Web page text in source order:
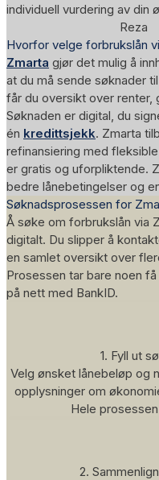
individuell vurdering av din
Reza
Hvorfor velge forbrukslån
Zmarta gjør det mulig å
at du må sende søknader
får du oversikt over renter,
Søknaden er digital, du
én kredittsjekk. Zmarta
refinansiering med
er gratis og uforpliktende.
bedre lånebetingelser og
Søknadsprosessen for
Å søke om forbrukslån via
digitalt. Du slipper å
en samlet oversikt over
Prosessen tar bare noen
på nett med BankID.
1. Fyll ut
Velg ønsket lånebeløp og
opplysninger om
Hele
2.